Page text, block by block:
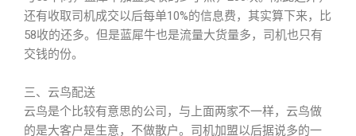
还有收取司机成交以后每单10%的信息费，其实算下来，比
58收的还多。但是蓝犀牛也是流量大货量多，司机也只有
交钱的份。
三、云鸟配送
云鸟是个比较有意思的公司，与上面两家不一样，云鸟做
的是大客户是生意，不做散户。司机加盟以后据说多的一